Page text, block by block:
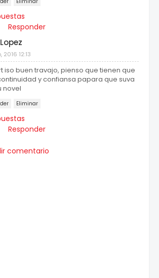
Responder
2016 12:13
iso buen travajo, pienso que tienen que
y confiansa papara que suva
novel
Eliminar
Responder
comentario